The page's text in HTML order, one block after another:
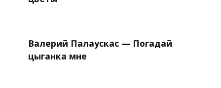
Валерий Палаускас — Погадай
цыганка мне